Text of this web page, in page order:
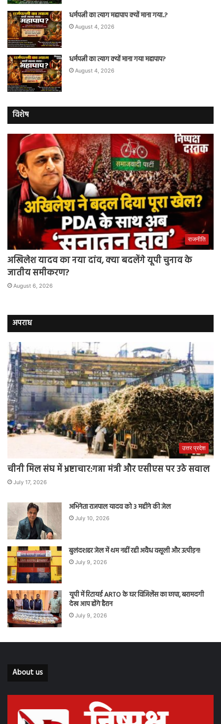
धर्मपत्नी का त्याग महापाप क्यों माना गया..?
August 4, 2026
धर्मपत्नी का त्याग क्यों माना गया महापाप?
August 4, 2026
विशेष
राजनीति
अखिलेश यादव का नया दांव, क्या बदलेंगे यूपी चुनाव के
जातीय समीकरण?
August 6, 2026
अपराध
उत्तर प्रदेश
चीनी मिल संघ में भ्रष्टाचार:गन्ना मंत्री और एसीएस पर उठे सवाल
July 17, 2026
अभिनेता राजपाल यादव को 3 महीने की जेल
July 10, 2026
बुलंदशहर जेल में थम नहीं रही अवैध वसूली और उत्पीड़न!
July 9, 2026
यूपी में रिटायर्ड ARTO के घर विजिलेंस का छापा, बरामदगी
देख आप होंगे हैरान
July 9, 2026
About us